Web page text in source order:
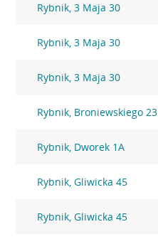
Rybnik, 3 Maja 30
Rybnik, 3 Maja 30
Rybnik, 3 Maja 30
Rybnik, Broniewskiego 23
Rybnik, Dworek 1A
Rybnik, Gliwicka 45
Rybnik, Gliwicka 45